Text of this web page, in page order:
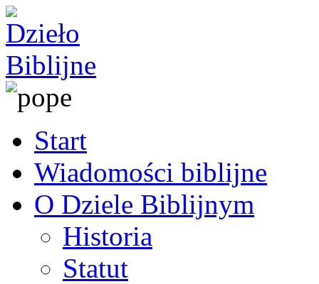
Start
Wiadomości biblijne
O Dziele Biblijnym
Historia
Statut